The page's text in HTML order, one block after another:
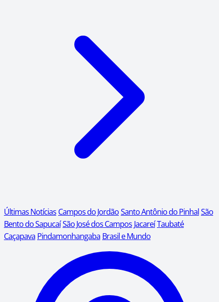
Últimas Notícias Campos do JordãoSanto Antônio do PinhalSão
Bento do SapucaíSão José dos Campos JacareíTaubaté
Caçapava Pindamonhangaba Brasil e Mundo